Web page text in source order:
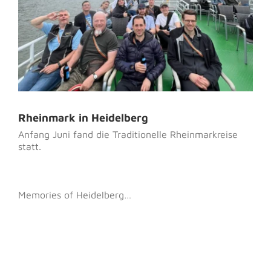
Rheinmark in Heidelberg
Anfang Juni fand die Traditionelle Rheinmarkreise
statt.
Memories of Heidelberg…